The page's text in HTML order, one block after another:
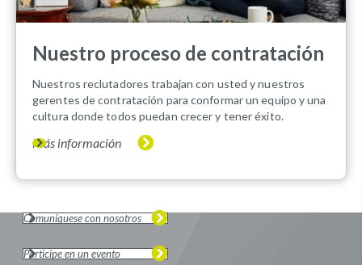
Nuestro proceso de contratación
Nuestros reclutadores trabajan con usted y nuestros
gerentes de contratación para conformar un equipo y una
cultura donde todos puedan crecer y tener éxito.
Más información
Comuníquese con nosotros
Participe en un evento